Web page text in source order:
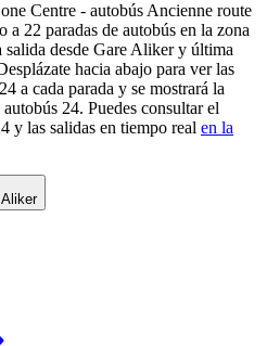
Centre - autobús Ancienne route
22 paradas de autobús en la zona
desde Gare Aliker y última
hacia abajo para ver las
a cada parada y se mostrará la
24. Puedes consultar el
y las salidas en tiempo real en la